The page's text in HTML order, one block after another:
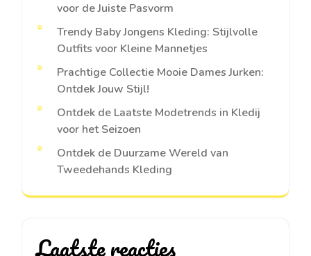
voor de Juiste Pasvorm
Trendy Baby Jongens Kleding: Stijlvolle
Outfits voor Kleine Mannetjes
Prachtige Collectie Mooie Dames Jurken:
Ontdek Jouw Stijl!
Ontdek de Laatste Modetrends in Kledij
voor het Seizoen
Ontdek de Duurzame Wereld van
Tweedehands Kleding
Laatste reacties